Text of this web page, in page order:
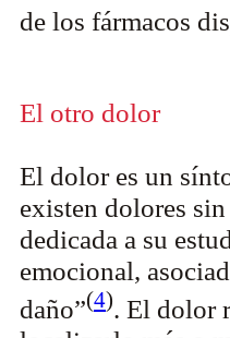
de los fármacos
El otro dolor
El dolor es un
existen dolores
dedicada a su
emocional,
daño”(4). El dolor